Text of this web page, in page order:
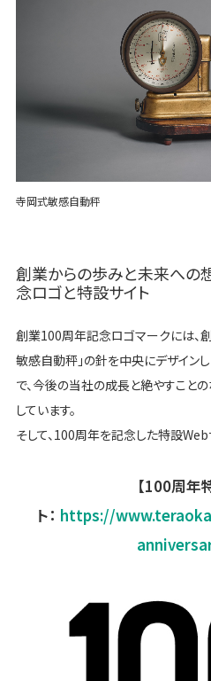
寺岡式敏感自動秤
創業からの歩みと未来への
念ロゴと特設サイト
創業100周年記念ロゴマークには、
敏感自動秤」の針を中央にデザイン
で、今後の当社の成長と絶やすこと
しています。
そして、100周年を記念した特設Web
【100周年
ト： https://